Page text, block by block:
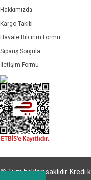
Hakkımızda
Kargo Takibi
Havale Bildirim Formu
Sipariş Sorgula
İletişim Formu
© Tüm hakları saklıdır.